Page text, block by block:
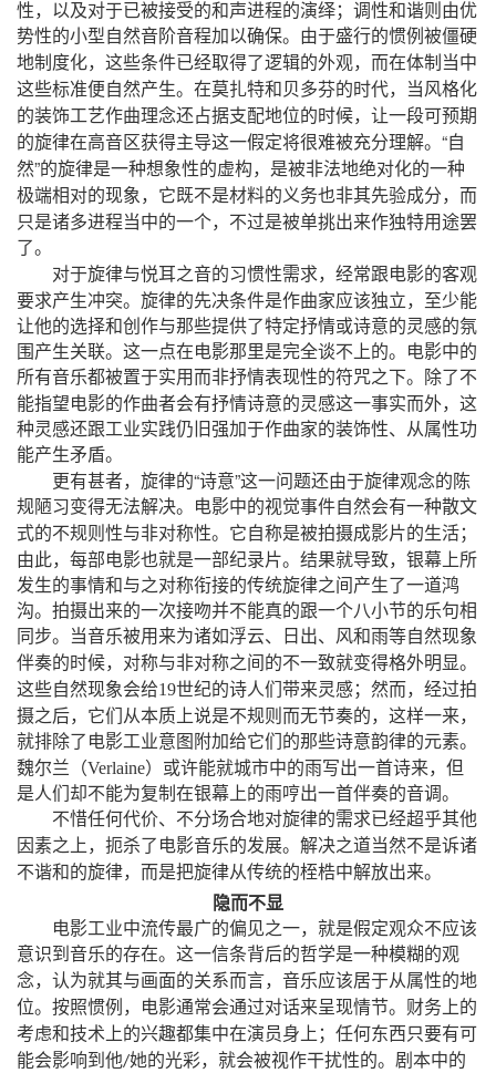
性， 以及对于已被接受的和声进程的演绎； 调性和谐则由优
势性的小型自然音阶音程加以确保。由于盛行的惯例被僵硬
地制度化， 这些条件已经取得了逻辑的外观，
而在体制当中
这些标准便自然产生。在莫扎特和贝多芬的时代，
当风格化
的装饰工艺作曲理念还占据支配地位的时候， 让一段可预期
的旋律在高音区获得主导这一假定将很难被充分理解。 “自
然”的旋律是一种想象性的虚构，
是被非法地绝对化的一种
极端相对的现象 ， 它既不是材料的义务也非其先验成分，
而
只是诸多进程当中的一个，
不过是被单挑出来作独特用途罢
了。
对于旋律与悦耳之音的习惯性需求， 经常跟电影的客观
要求产生冲突。旋律的先决条件是作曲家应该独立，
至少能
让他的选择和创作与那些提供了特定抒情或诗意的灵感的氛
围产生关联。这一点在电影那里是完全谈不上的。电影中的
所有音乐都被置于实用而非抒情表现性的符咒之下。除了不
能指望电影的作曲者会有抒情诗意的灵感这一事实而外， 这
种灵感还跟工业实践仍旧强加于作曲家的装饰性、从属性功
能产生矛盾。
更有甚者， 旋律的“诗意”这一问题还由于旋律观念的陈
规陋习变得无法解决。电影中的视觉事件自然会有一种散文
式的不规则性与非对称性。它自称是被拍摄成影片的生活；
由此， 每部电影也就是一部纪录片。结果就导致， 银幕上所
发生的事情和与之对称衔接的传统旋律之间产生了一道鸿
沟。拍摄出来的一次接吻并不能真的跟一个八小节的乐句相
同步。当音乐被用来为诸如浮云、日出、风和雨等自然现象
伴奏的时候，
对称与非对称之间的不一致就变得格外明显。
这些自然现象会给19世纪的诗人们带来灵感； 然而， 经过拍
摄之后， 它们从本质上说是不规则而无节奏的， 这样一来，
就排除了电影工业意图附加给它们的那些诗意韵律的元素。
魏尔兰
（Verlaine） 或许能就城市中的雨写出一首诗来， 但
是人们却不能为复制在银幕上的雨哼出一首伴奏的音调。
不惜任何代价、不分场合地对旋律的需求已经超乎其他
因素之上 ， 扼杀了电影音乐的发展。解决之道当然不是诉诸
不谐和的旋律， 而是把旋律从传统的桎梏中解放出来。
隐而不显
电影工业中流传最广的偏见之一， 就是假定观众不应该
意识到音乐的存在。这一信条背后的哲学是一种模糊的观
念， 认为就其与画面的关系而言， 音乐应该居于从属性的地
位。按照惯例 ，
电影通常会通过对话来呈现情节。财务上的
考虑和技术上的兴趣都集中在演员身上 ； 任何东西只要有可
能会影响到他/她的光彩， 就会被视作干扰性的。剧本中的